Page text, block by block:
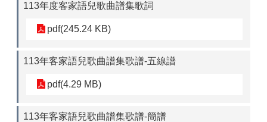
113年度客家語兒歌曲譜集歌詞
pdf(245.24 KB)
113年客家語兒歌曲譜集歌譜-五線譜
pdf(4.29 MB)
113年客家語兒歌曲譜集歌譜-簡譜